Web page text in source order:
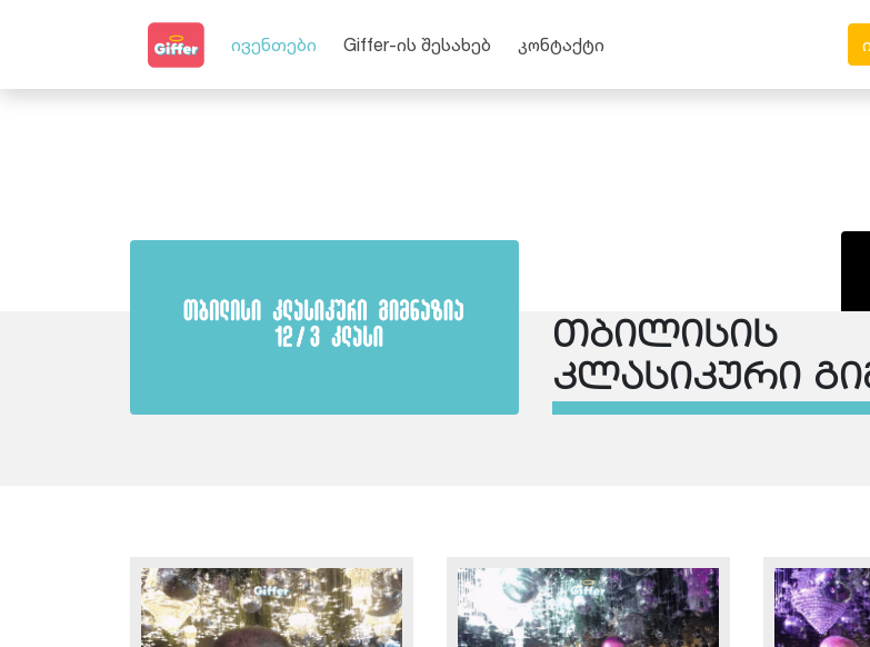
ივენთები Giffer-ის შესახებ კონტაქტი
თბილისის
კლასიკური